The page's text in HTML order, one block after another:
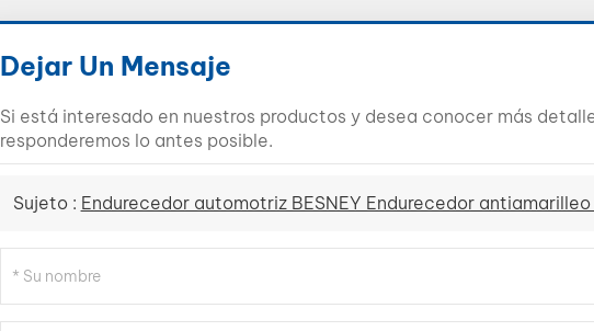
Dejar Un Mensaje
Si está interesado en nuestros productos y desea conocer más
responderemos lo antes posible.
Sujeto : Endurecedor automotriz BESNEY Endurecedor